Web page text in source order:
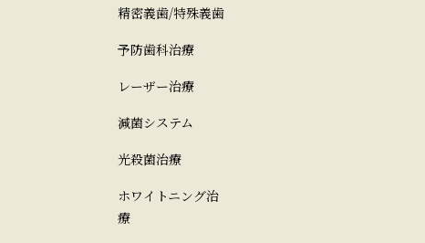
精密義歯/特殊義歯
予防歯科治療
レーザー治療
減菌システム
光殺菌治療
ホワイトニング治
療